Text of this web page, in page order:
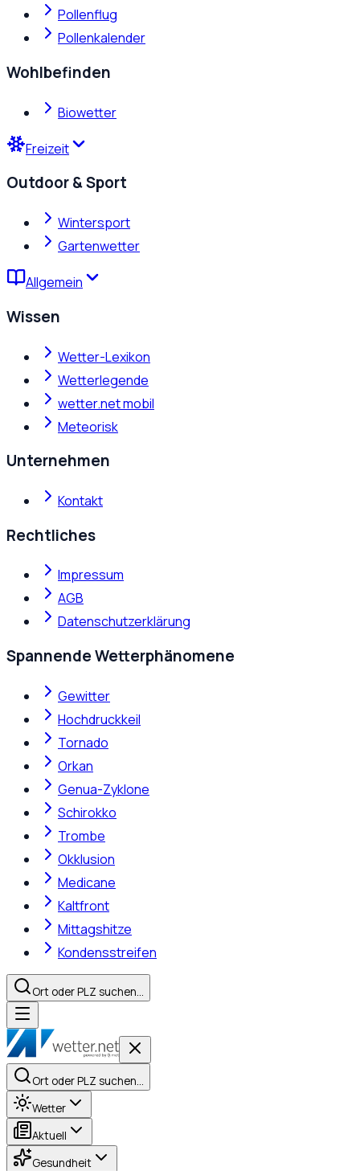
Pollenflug
Pollenkalender
Wohlbefinden
Biowetter
Freizeit
Outdoor & Sport
Wintersport
Gartenwetter
Allgemein
Wissen
Wetter-Lexikon
Wetterlegende
wetter.net mobil
Meteorisk
Unternehmen
Kontakt
Rechtliches
Impressum
AGB
Datenschutzerklärung
Spannende Wetterphänomene
Gewitter
Hochdruckkeil
Tornado
Orkan
Genua-Zyklone
Schirokko
Trombe
Okklusion
Medicane
Kaltfront
Mittagshitze
Kondensstreifen
Ort oder PLZ suchen…
Ort oder PLZ suchen…
Wetter
Aktuell
Gesundheit